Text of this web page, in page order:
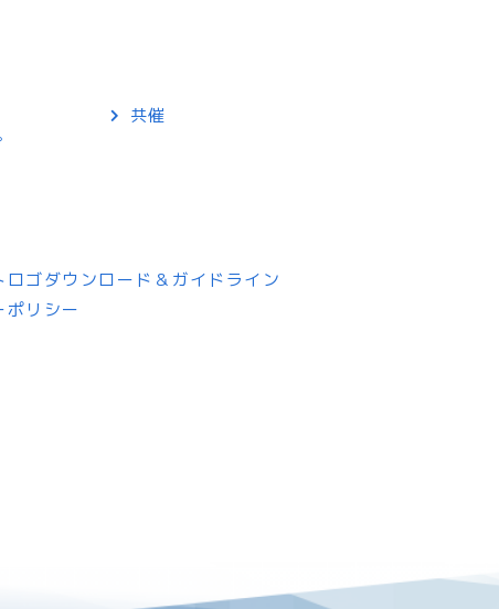
共催
ロゴダウンロード＆ガイドライン
ポリシー